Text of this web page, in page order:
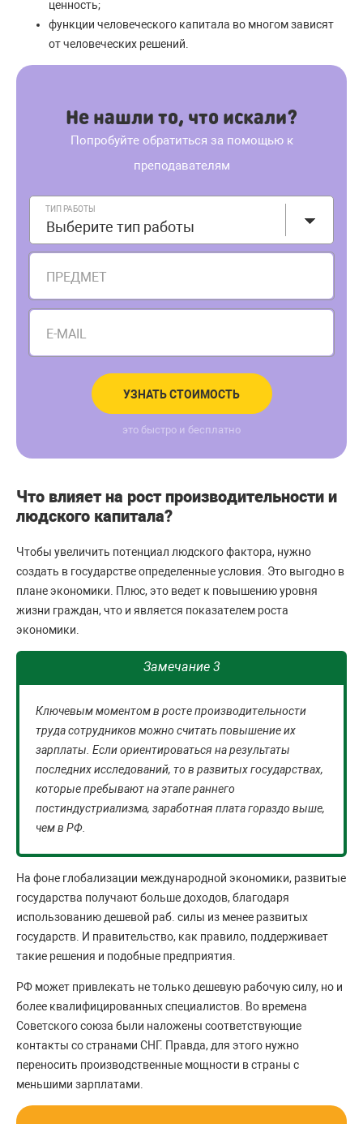
ценность;
функции человеческого капитала во многом зависят
от человеческих решений.
Не нашли то, что искали?
Попробуйте обратиться за помощью к
преподавателям
ТИП РАБОТЫ
Выберите тип работы
ПРЕДМЕТ
E-MAIL
УЗНАТЬ СТОИМОСТЬ
это быстро и бесплатно
Что влияет на рост производительности и
людского капитала?
Чтобы увеличить потенциал людского фактора, нужно
создать в государстве определенные условия. Это выгодно в
плане экономики. Плюс, это ведет к повышению уровня
жизни граждан, что и является показателем роста
экономики.
Замечание 3
Ключевым моментом в росте производительности
труда сотрудников можно считать повышение их
зарплаты. Если ориентироваться на результаты
последних исследований, то в развитых государствах,
которые пребывают на этапе раннего
постиндустриализма, заработная плата гораздо выше,
чем в РФ.
На фоне глобализации международной экономики, развитые
государства получают больше доходов, благодаря
использованию дешевой раб. силы из менее развитых
государств. И правительство, как правило, поддерживает
такие решения и подобные предприятия.
РФ может привлекать не только дешевую рабочую силу, но и
более квалифицированных специалистов. Во времена
Советского союза были наложены соответствующие
контакты со странами СНГ. Правда, для этого нужно
переносить производственные мощности в страны с
меньшими зарплатами.